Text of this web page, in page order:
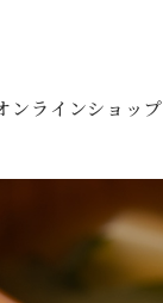
ンラインショップ